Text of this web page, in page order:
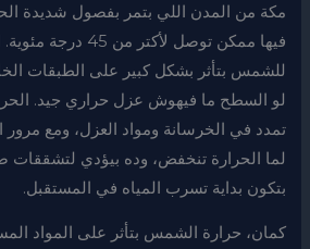
مكة من المدن اللي بتمر بفصول شديدة
فيها ممكن توصل لأكتر
للشمس بتأثر بشكل كبير على الطبقات
لو السطح ما فيهوش عزل حراري جيد.
تمدد في الخرسانة ومواد العزل، ومع
لما الحرارة تنخفض، وده بيؤدي
بتكون بداية تسرب المياه في المستقبل.
كمان، حرارة الشمس بتأثر على المواد